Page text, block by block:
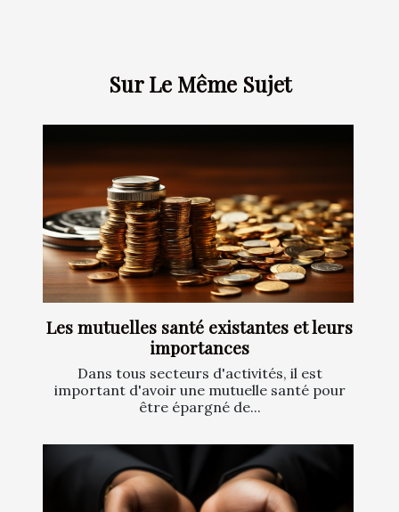
Sur Le Même Sujet
Les mutuelles santé existantes et leurs
importances
Dans tous secteurs d'activités, il est
important d'avoir une mutuelle santé pour
être épargné de...